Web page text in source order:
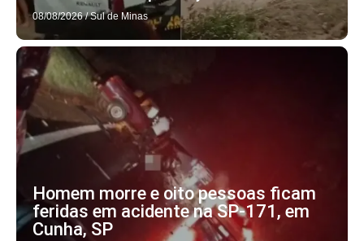
08/08/2026 / Sul de Minas
Homem morre e oito pessoas ficam
feridas em acidente na SP-171, em
Cunha, SP